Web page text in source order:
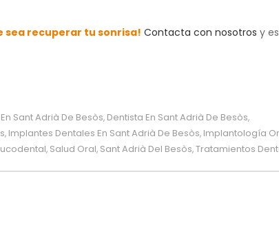
sea recuperar tu sonrisa! Contacta con nosotros y
Sant Adrià De Besòs, Dentista En Sant Adrià De Besòs,
, Implantes Dentales En Sant Adrià De Besòs, Implantología
, Salud Oral, Sant Adrià Del Besòs,Tratamientos